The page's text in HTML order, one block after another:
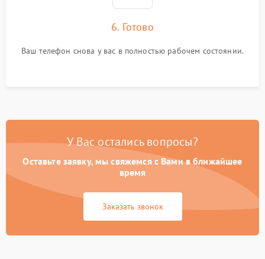
6. Готово
Ваш телефон снова у вас в полностью рабочем состоянии.
У Вас остались вопросы?
Оставьте заявку, мы свяжемся с Вами в ближайшее
время
Заказать звонок